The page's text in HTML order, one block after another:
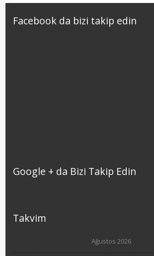
Facebook da bizi takip edin
Google + da Bizi Takip Edin
Takvim
Ağustos 2026